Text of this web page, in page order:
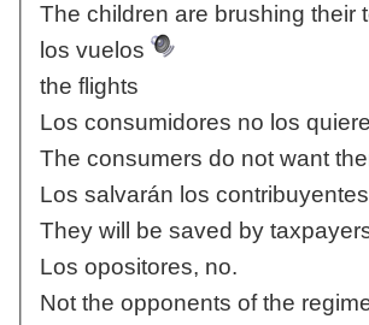
The children are brushing their
los vuelos
the flights
Los consumidores no los
The consumers do not want
Los salvarán los
They will be saved by
Los opositores, no.
Not the opponents of the